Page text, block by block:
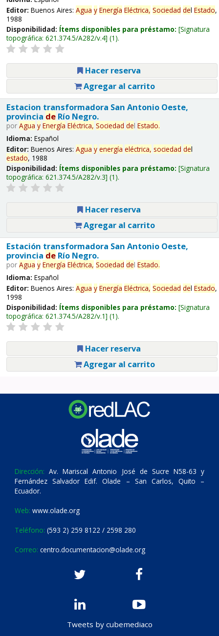
Editor: Buenos Aires: Agua y Energía Eléctrica, Sociedad del Estado,
1988
Disponibilidad: Ítems disponibles para préstamo: Signatura
topográfica: 621.374.5/A282/v.4 (1).
Hacer reserva
Agregar al carrito
Estacion transformadora San Antonio Oeste,
provincia deRío Negro.
por Agua y Energía Eléctrica, Sociedad del Estado.
Idioma: Español
Editor: Buenos Aires: Agua y energía eléctrica, sociedad del
estado, 1988
Disponibilidad: Ítems disponibles para préstamo: Signatura
topográfica: 621.374.5/A282/v.3 (1).
Hacer reserva
Agregar al carrito
Estación transformadora San Antonio Oeste,
provincia deRío Negro.
por Agua y Energía Eléctrica, Sociedad del Estado.
Idioma: Español
Editor: Buenos Aires: Agua y Energía Eléctrica, Sociedad del Estado,
1998
Disponibilidad: Ítems disponibles para préstamo: Signatura
topográfica: 621.374.5/A282/v.1 (1).
Hacer reserva
Agregar al carrito
Dirección: Av. Mariscal Antonio José de Sucre N58-63 y
Fernández Salvador Edif. Olade – San Carlos, Quito –
Ecuador.
Web: www.olade.org
Teléfono: (593 2) 259 8122 / 2598 280
Correo: centro.documentacion@olade.org
Tweets by cubemediaco